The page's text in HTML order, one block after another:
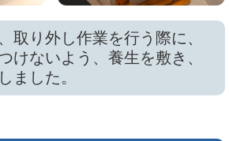
取り外し作業を行う際に、
けないよう、養生を敷き、
ました。